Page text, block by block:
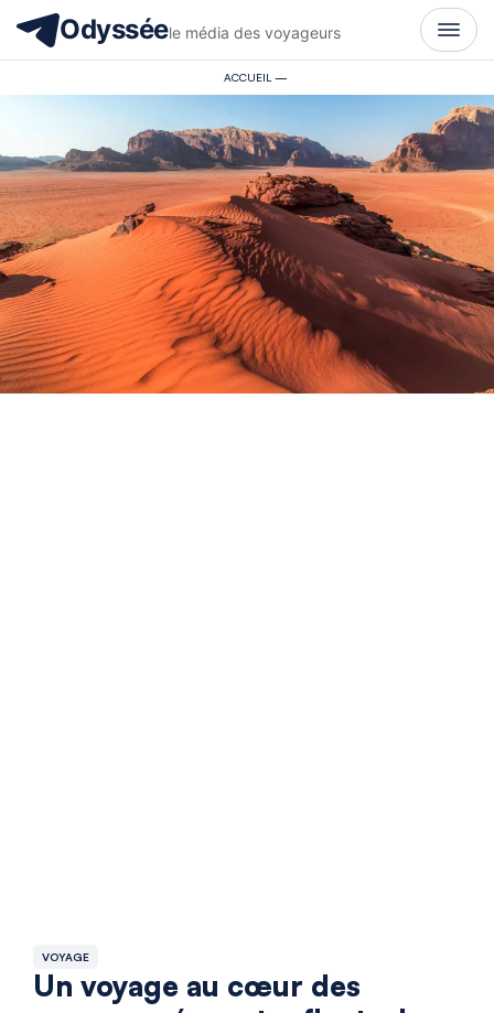
Odysséele média des voyageurs
ACCUEIL —
VOYAGE
Un voyage au cœur des